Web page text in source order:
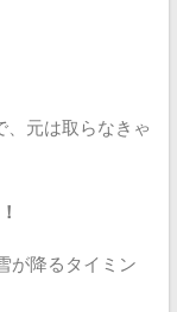
、元は取らなきゃ
が降るタイミン